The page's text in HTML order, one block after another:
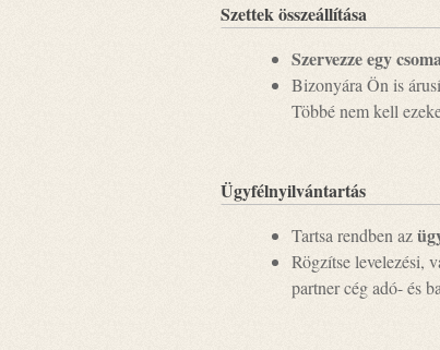
Szettek összeállítása
Szervezze egy
Bizonyára Ön is
Többé nem kell
Ügyfélnyilvántartás
Tartsa rendben az
Rögzítse levelezési,
partner cég adó- és